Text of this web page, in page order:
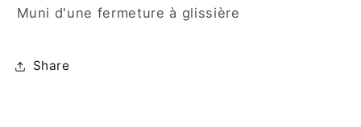
Muni d'une fermeture à glissière
Share